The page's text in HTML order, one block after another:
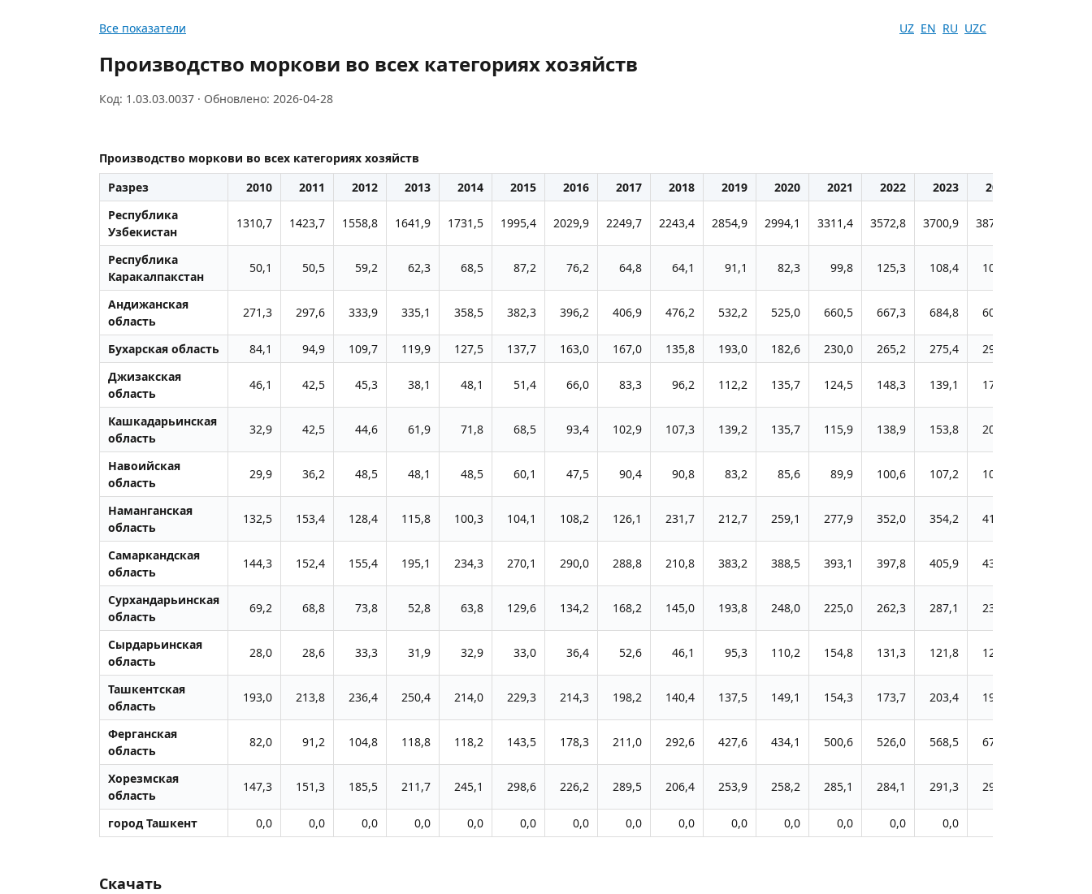
Все показатели UZ EN RU UZC
Производство моркови во всех категориях хозяйств
Код: 1.03.03.0037 · Обновлено: 2026-04-28
Производство моркови во всех категориях хозяйств
Разрез
2010 2011 2012 2013 2014 2015 2016 2017 2018 2019 2020 2021 2022 2023
2024
Республика
Узбекистан
1310,7 1423,7 1558,8 1641,9 1731,5 1995,4 2029,9 2249,7 2243,4 2854,9 2994,1 3311,4 3572,8 3700,9 3875,2
Республика
Каракалпакстан
50,1 50,5 59,2 62,3 68,5 87,2 76,2 64,8 64,1 91,1 82,3 99,8 125,3 108,4 105,9
Андижанская
область
271,3 297,6 333,9 335,1 358,5 382,3 396,2 406,9 476,2 532,2 525,0 660,5 667,3 684,8 606,1
Бухарская область 84,1 94,9 109,7 119,9 127,5 137,7 163,0 167,0 135,8 193,0 182,6 230,0 265,2 275,4
294,6
Джизакская
область
46,1 42,5 45,3 38,1 48,1 51,4 66,0 83,3 96,2 112,2 135,7 124,5 148,3 139,1 175,7
Кашкадарьинская
область
32,9 42,5 44,6 61,9 71,8 68,5 93,4 102,9 107,3 139,2 135,7 115,9 138,9 153,8 206,1
Навоийская
область
29,9 36,2 48,5 48,1 48,5 60,1 47,5 90,4 90,8 83,2 85,6 89,9 100,6 107,2 108,1
Наманганская
область
132,5 153,4 128,4 115,8 100,3 104,1 108,2 126,1 231,7 212,7 259,1 277,9 352,0 354,2 411,9
Самаркандская
область
144,3 152,4 155,4 195,1 234,3 270,1 290,0 288,8 210,8 383,2 388,5 393,1 397,8 405,9 438,1
Сурхандарьинская
область
69,2 68,8 73,8 52,8 63,8 129,6 134,2 168,2 145,0 193,8 248,0 225,0 262,3 287,1 239,2
Сырдарьинская
область
28,0 28,6 33,3 31,9 32,9 33,0 36,4 52,6 46,1 95,3 110,2 154,8 131,3 121,8 126,2
Ташкентская
область
193,0 213,8 236,4 250,4 214,0 229,3 214,3 198,2 140,4 137,5 149,1 154,3 173,7 203,4 195,9
Ферганская
область
82,0 91,2 104,8 118,8 118,2 143,5 178,3 211,0 292,6 427,6 434,1 500,6 526,0 568,5 674,5
Хорезмская
область
147,3 151,3 185,5 211,7 245,1 298,6 226,2 289,5 206,4 253,9 258,2 285,1 284,1 291,3 292,9
город Ташкент 0,0 0,0 0,0 0,0 0,0 0,0 0,0 0,0 0,0 0,0 0,0 0,0 0,0 0,0
Скачать